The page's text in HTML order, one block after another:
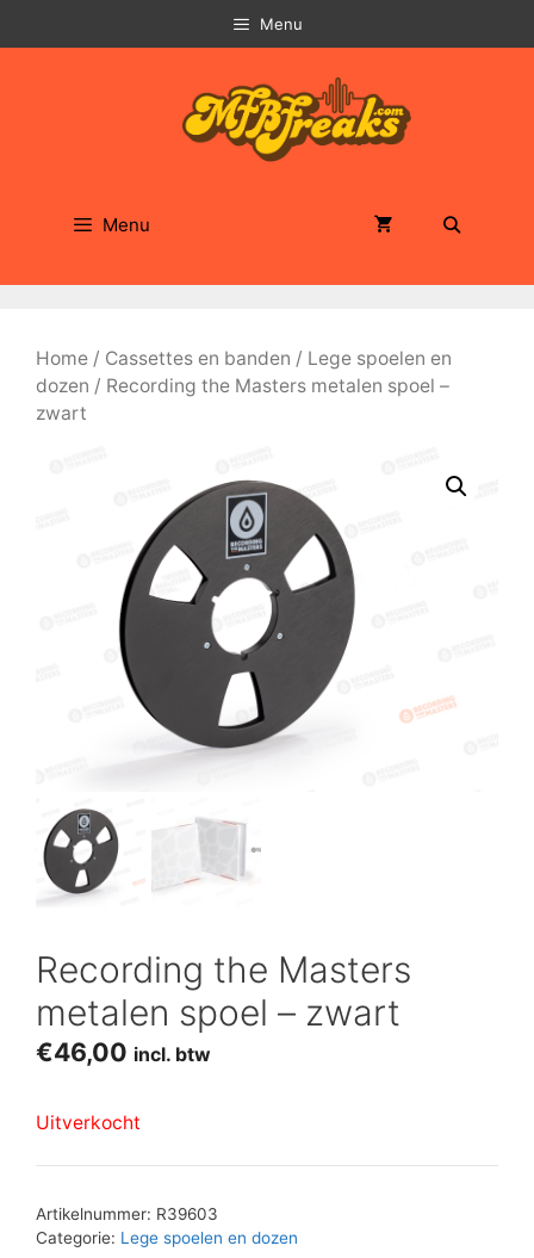
naar
Menu
Menu
Home / Cassettes en banden / Lege spoelen en
dozen / Recording the Masters metalen spoel –
zwart
Recording the Masters
metalen spoel – zwart
€46,00 incl. btw
Uitverkocht
Artikelnummer: R39603
Categorie: Lege spoelen en dozen